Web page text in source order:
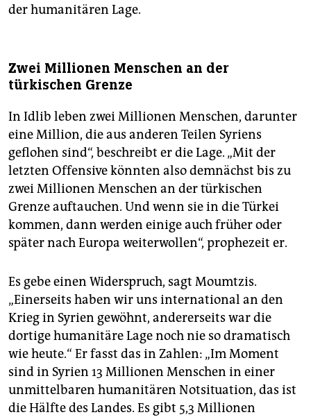
der humanitären Lage.
Zwei Millionen Menschen an der
türkischen Grenze
In Idlib leben zwei Millionen Menschen, darunter
eine Million, die aus anderen Teilen Syriens
geflohen sind“, beschreibt er die Lage. „Mit der
letzten Offensive könnten also demnächst bis zu
zwei Millionen Menschen an der türkischen
Grenze auftauchen. Und wenn sie in die Türkei
kommen, dann werden einige auch früher oder
später nach Europa weiterwollen“, prophezeit er.
Es gebe einen Widerspruch, sagt Moumtzis.
„Einerseits haben wir uns international an den
Krieg in Syrien gewöhnt, andererseits war die
dortige humanitäre Lage noch nie so dramatisch
wie heute.“ Er fasst das in Zahlen: „Im Moment
sind in Syrien 13 Millionen Menschen in einer
unmittelbaren humanitären Notsituation, das ist
die Hälfte des Landes. Es gibt 5,3 Millionen